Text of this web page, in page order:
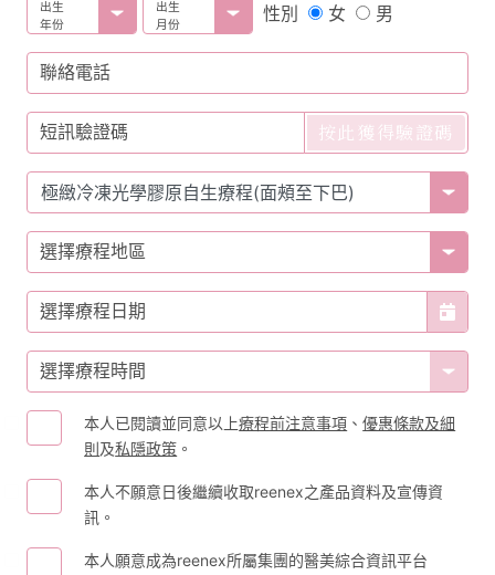
出生
年份
出生
月份
性別 女 男
聯絡電話
短訊驗證碼 按此獲得驗證碼
選擇療程地區
選擇療程日期
選擇療程時間
本人已閱讀並同意以上療程前注意事項 、優惠條款及細
則及私隱政策 。
本人不願意日後繼續收取reenex之產品資料及宣傳資
訊。
本人願意成為reenex所屬集團的醫美綜合資訊平台